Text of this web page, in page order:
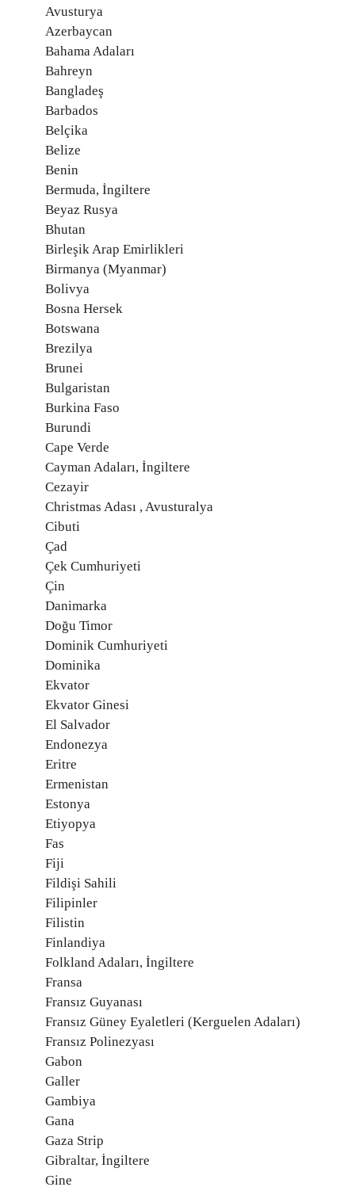
Avusturya
Azerbaycan
Bahama Adaları
Bahreyn
Bangladeş
Barbados
Belçika
Belize
Benin
Bermuda, İngiltere
Beyaz Rusya
Bhutan
Birleşik Arap Emirlikleri
Birmanya (Myanmar)
Bolivya
Bosna Hersek
Botswana
Brezilya
Brunei
Bulgaristan
Burkina Faso
Burundi
Cape Verde
Cayman Adaları, İngiltere
Cezayir
Christmas Adası , Avusturalya
Cibuti
Çad
Çek Cumhuriyeti
Çin
Danimarka
Doğu Timor
Dominik Cumhuriyeti
Dominika
Ekvator
Ekvator Ginesi
El Salvador
Endonezya
Eritre
Ermenistan
Estonya
Etiyopya
Fas
Fiji
Fildişi Sahili
Filipinler
Filistin
Finlandiya
Folkland Adaları, İngiltere
Fransa
Fransız Guyanası
Fransız Güney Eyaletleri (Kerguelen Adaları)
Fransız Polinezyası
Gabon
Galler
Gambiya
Gana
Gaza Strip
Gibraltar, İngiltere
Gine